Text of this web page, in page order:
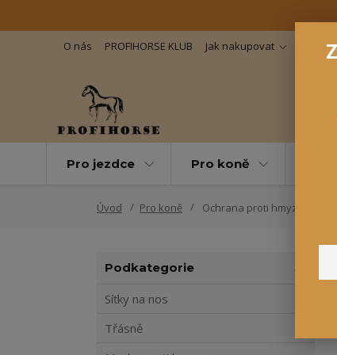
O nás PROFIHORSE KLUB Jak nakupovat
Pro jezdce Pro koně
Úvod Pro koně Ochrana proti hmyzu
Podkategorie
Síťky na nos
Třásně